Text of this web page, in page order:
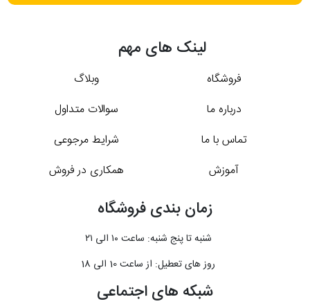
لینک های مهم
فروشگاه
وبلاگ
درباره ما
سوالات متداول
تماس با ما
شرایط مرجوعی
آموزش
همکاری در فروش
زمان بندی فروشگاه
شنبه تا پنج شنبه: ساعت ۱۰ الی ۲۱
روز های تعطیل: از ساعت 10 الی 18
شبکه های اجتماعی